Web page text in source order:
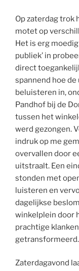
Op zaterdag trok
motet op
Het is erg
publiek’ in
direct
spannend hoe
beluisteren in,
Pandhof bij de
tussen het
werd gezongen.
indruk op me
overvallen door
uitstraalt. Een
stonden met
luisteren en
dagelijkse
winkelplein door
prachtige
getransformeerd.
Zaterdagavond